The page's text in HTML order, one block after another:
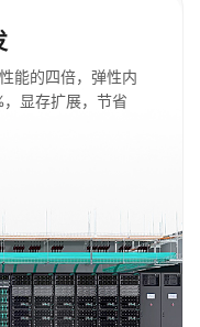
能的四倍，弹性内
显存扩展，节省